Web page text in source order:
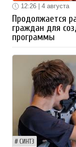
12:26 | 4 августа
Продолжается
граждан для
программы
СИНТЗ